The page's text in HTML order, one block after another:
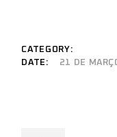
CATEGORY:
DATE:
21 DE